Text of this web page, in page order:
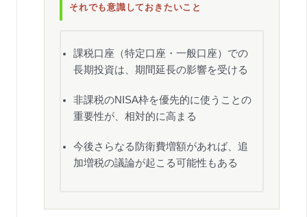
それでも意識しておきたいこと
課税口座（特定口座・一般口座）での
長期投資は、期間延長の影響を受ける
非課税のNISA枠を優先的に使うことの
重要性が、相対的に高まる
今後さらなる防衛費増額があれば、追
加増税の議論が起こる可能性もある